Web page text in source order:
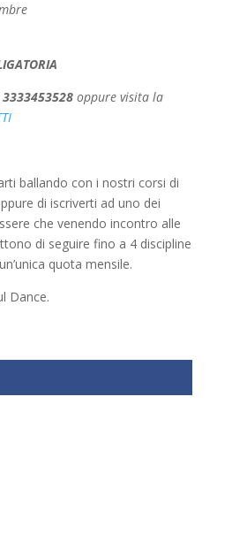
oppure visita la
ballando con i nostri corsi di
di iscriverti ad uno dei
che venendo incontro alle
di seguire fino a 4 discipline
quota mensile.
Dance.